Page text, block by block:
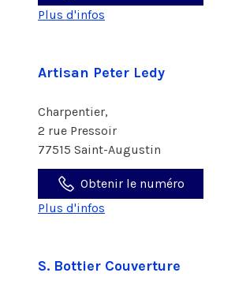
Plus d'infos
Artisan Peter Ledy
Charpentier,
2 rue Pressoir
77515 Saint-Augustin
Obtenir le numéro
Plus d'infos
S. Bottier Couverture